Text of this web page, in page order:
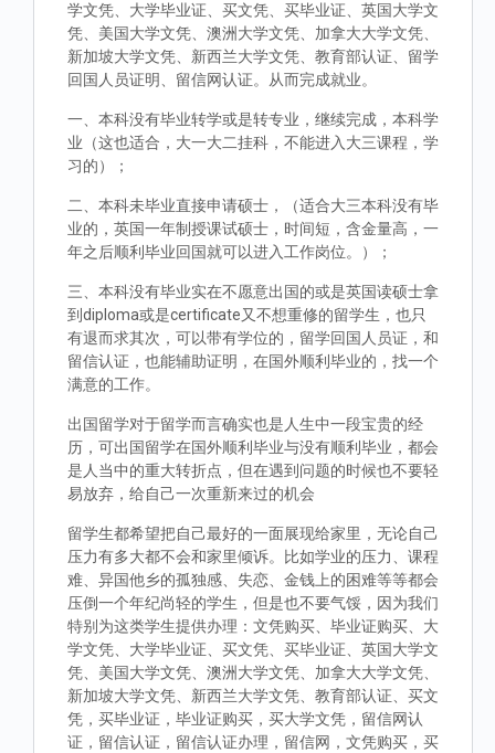
学文凭、大学毕业证、买文凭、买毕业证、英国大学文
凭、美国大学文凭、澳洲大学文凭、加拿大大学文凭、
新加坡大学文凭、新西兰大学文凭、教育部认证、留学
回国人员证明、留信网认证。从而完成就业。
一、本科没有毕业转学或是转专业，继续完成，本科学
业（这也适合，大一大二挂科，不能进入大三课程，学
习的）；
二、本科未毕业直接申请硕士，（适合大三本科没有毕
业的，英国一年制授课试硕士，时间短，含金量高，一
年之后顺利毕业回国就可以进入工作岗位。）；
三、本科没有毕业实在不愿意出国的或是英国读硕士拿
到diploma或是certificate又不想重修的留学生，也只
有退而求其次，可以带有学位的，留学回国人员证，和
留信认证，也能辅助证明，在国外顺利毕业的，找一个
满意的工作。
出国留学对于留学而言确实也是人生中一段宝贵的经
历，可出国留学在国外顺利毕业与没有顺利毕业，都会
是人当中的重大转折点，但在遇到问题的时候也不要轻
易放弃，给自己一次重新来过的机会
留学生都希望把自己最好的一面展现给家里，无论自己
压力有多大都不会和家里倾诉。比如学业的压力、课程
难、异国他乡的孤独感、失恋、金钱上的困难等等都会
压倒一个年纪尚轻的学生，但是也不要气馁，因为我们
特别为这类学生提供办理：文凭购买、毕业证购买、大
学文凭、大学毕业证、买文凭、买毕业证、英国大学文
凭、美国大学文凭、澳洲大学文凭、加拿大大学文凭、
新加坡大学文凭、新西兰大学文凭、教育部认证、买文
凭，买毕业证，毕业证购买，买大学文凭，留信网认
证，留信认证，留信认证办理，留信网，文凭购买，买